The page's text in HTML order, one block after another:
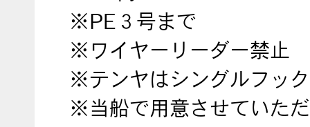
※PE３号まで
※ワイヤーリーダー禁止
※テンヤはシングルフッ
※当船で用意させていた